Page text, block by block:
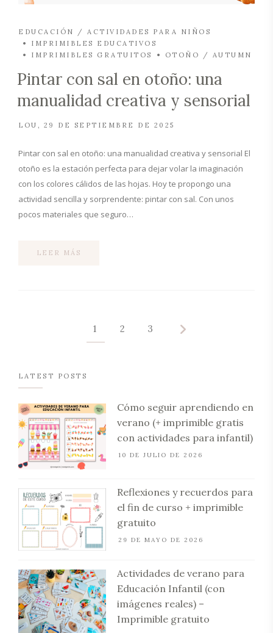
EDUCACIÓN / ACTIVIDADES PARA NIÑOS
IMPRIMIBLES EDUCATIVOS
IMPRIMIBLES GRATUITOS
OTOÑO / AUTUMN
Pintar con sal en otoño: una
manualidad creativa y sensorial
LOU 29 DE SEPTIEMBRE DE 2025
Pintar con sal en otoño: una manualidad creativa y sensorial El
otoño es la estación perfecta para dejar volar la imaginación
con los colores cálidos de las hojas. Hoy te propongo una
actividad sencilla y sorprendente: pintar con sal. Con unos
pocos materiales que seguro…
LEER MÁS
1 2 3
LATEST POSTS
Cómo seguir aprendiendo en
verano (+ imprimible gratis
con actividades para infantil)
10 DE JULIO DE 2026
Reflexiones y recuerdos para
el fin de curso + imprimible
gratuito
29 DE MAYO DE 2026
Actividades de verano para
Educación Infantil (con
imágenes reales) –
Imprimible gratuito